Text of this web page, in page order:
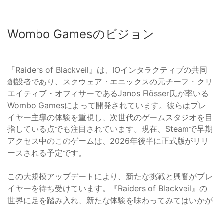
Wombo Gamesのビジョン
『Raiders of Blackveil』は、IOインタラクティブの共同
創設者であり、スクウェア・エニックスの元チーフ・クリ
エイティブ・オフィサーであるJanos Flösser氏が率いる
Wombo Gamesによって開発されています。彼らはプレ
イヤー主導の体験を重視し、次世代のゲームスタジオを目
指している点でも注目されています。現在、Steamで早期
アクセス中のこのゲームは、2026年後半に正式版がリリ
ースされる予定です。
この大規模アップデートにより、新たな挑戦と興奮がプレ
イヤーを待ち受けています。『Raiders of Blackveil』の
世界に足を踏み入れ、新たな体験を味わってみてはいかが